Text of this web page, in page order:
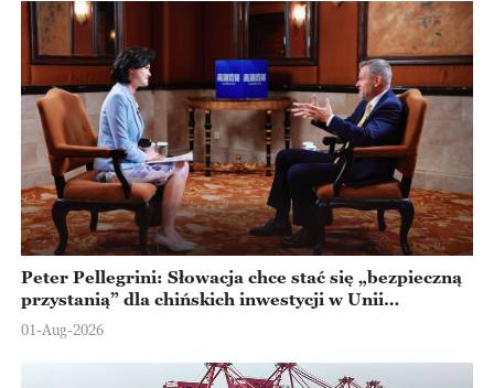
Peter Pellegrini: Słowacja chce stać się „bezpieczną
przystanią” dla chińskich inwestycji w Unii
Europejskiej
01-Aug-2026